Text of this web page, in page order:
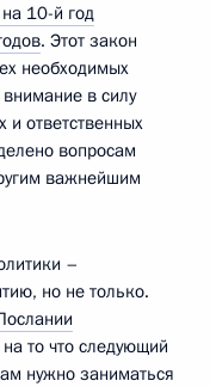
10-й год
. Этот закон
необходимых
в силу
и ответственных
вопросам
важнейшим
–
но не только.
то что следующий
нужно заниматься